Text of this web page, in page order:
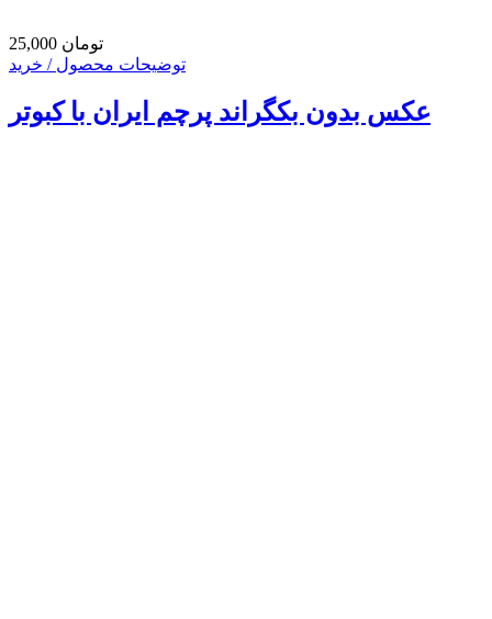
25,000 تومان
توضیحات محصول / خرید
عکس بدون بکگراند پرچم ایران با کبوتر